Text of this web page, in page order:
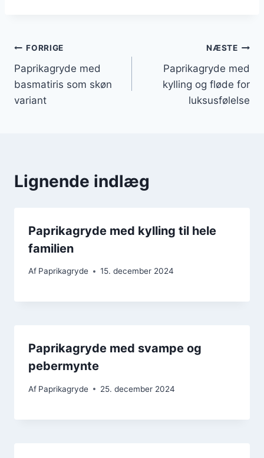
Indlægsnavigation
FORRIGE
Paprikagryde med
basmatiris som skøn
variant
NÆSTE
Paprikagryde med
kylling og fløde for
luksusfølelse
Lignende indlæg
Paprikagryde med kylling til hele
familien
Af Paprikagryde 15. december 2024
Paprikagryde med svampe og
pebermynte
Af Paprikagryde 25. december 2024